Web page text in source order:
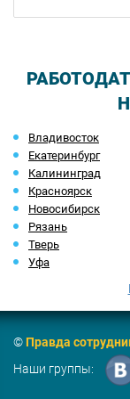
Владивосток
Екатеринбург
Калининград
Красноярск
Новосибирск
Рязань
Тверь
Уфа
©Правда
Наши группы: